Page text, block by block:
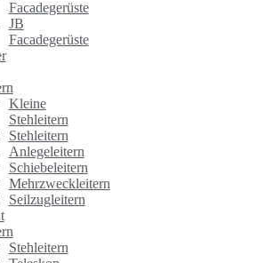
Facadegerüste
JB
Facadegerüste
Kleine
Stehleitern
Stehleitern
Anlegeleitern
Schiebeleitern
Mehrzweckleitern
Seilzugleitern
Stehleitern